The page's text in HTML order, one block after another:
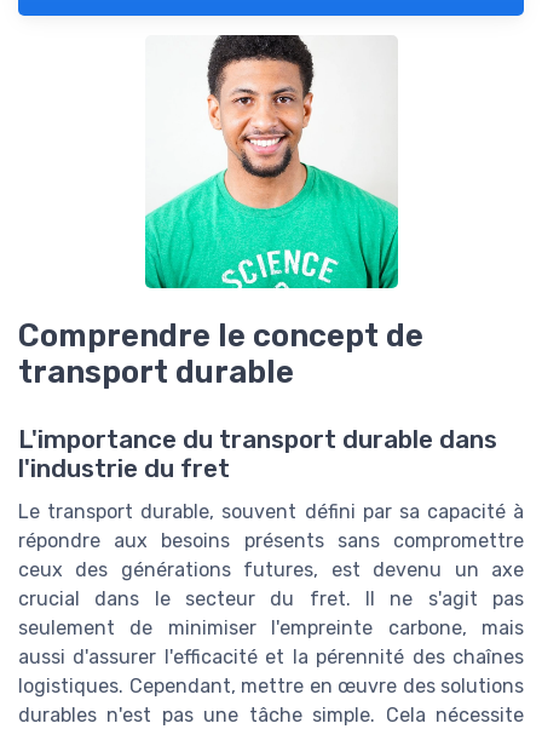
Comprendre le concept de
transport durable
L'importance du transport durable dans
l'industrie du fret
Le transport durable, souvent défini par sa capacité à
répondre aux besoins présents sans compromettre
ceux des générations futures, est devenu un axe
crucial dans le secteur du fret. Il ne s'agit pas
seulement de minimiser l'empreinte carbone, mais
aussi d'assurer l'efficacité et la pérennité des chaînes
logistiques. Cependant, mettre en œuvre des solutions
durables n'est pas une tâche simple. Cela nécessite